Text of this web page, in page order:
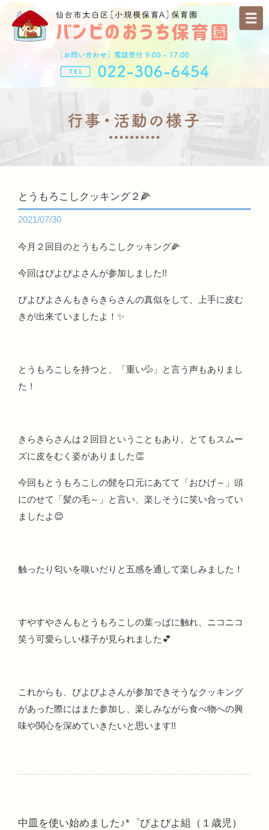
とうもろこしクッキング２🌽
2021/07/30
今月２回目のとうもろこしクッキング🌽
今回はぴよぴよさんが参加しました!!
ぴよぴよさんもきらきらさんの真似をして、上手に皮む
きが出来ていましたよ！✨
とうもろこしを持つと、「重い💦」と言う声もありまし
た！
きらきらさんは２回目ということもあり、とてもスムー
ズに皮をむく姿がありました👏
今回もとうもろこしの髭を口元にあてて「おひげ～」頭
にのせて「髪の毛～」と言い、楽しそうに笑い合ってい
ましたよ😊
触ったり匂いを嗅いだりと五感を通して楽しみました！
すやすやさんもとうもろこしの葉っぱに触れ、ニコニコ
笑う可愛らしい様子が見られました💕
これからも、ぴよぴよさんが参加できそうなクッキング
があった際にはまた参加し、楽しみながら食べ物への興
味や関心を深めていきたいと思います!!
中皿を使い始めました♪*゜ぴよぴよ組（１歳児）